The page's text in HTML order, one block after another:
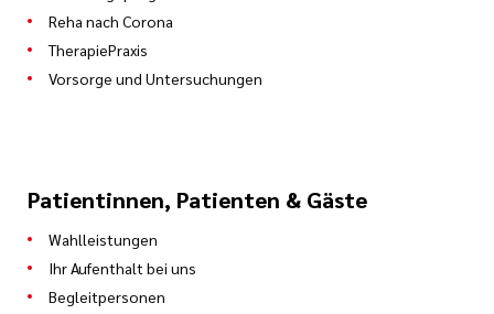
Reha nach Corona
TherapiePraxis
Vorsorge und Untersuchungen
Patientinnen, Patienten & Gäste
Wahlleistungen
Ihr Aufenthalt bei uns
Begleitpersonen